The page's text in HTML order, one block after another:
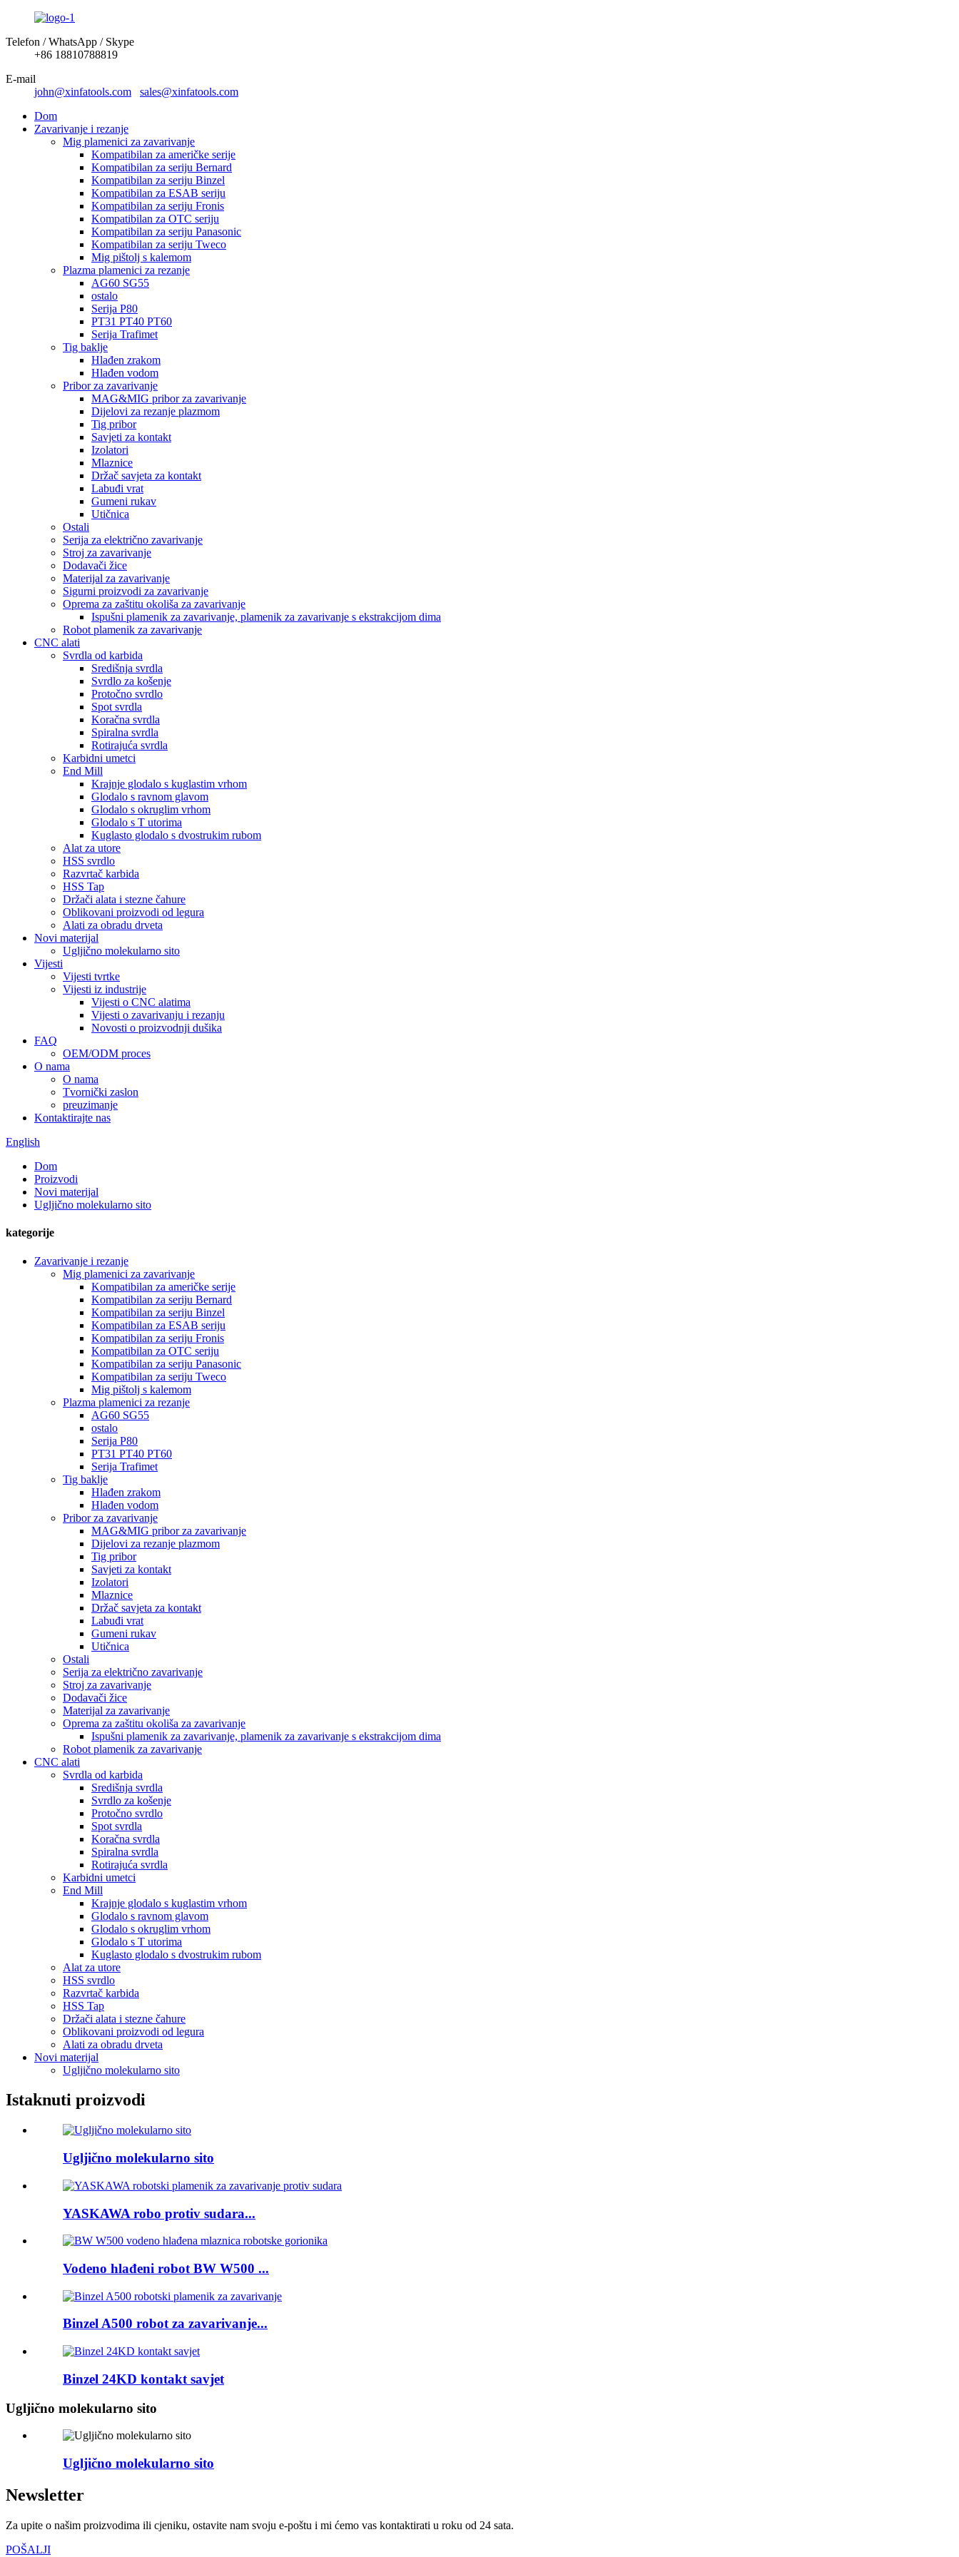
Telefon / WhatsApp / Skype
+86 18810788819
E-mail
john@xinfatools.com
sales@xinfatools.com
Dom
Zavarivanje i rezanje
Mig plamenici za zavarivanje
Kompatibilan za američke serije
Kompatibilan za seriju Bernard
Kompatibilan za seriju Binzel
Kompatibilan za ESAB seriju
Kompatibilan za seriju Fronis
Kompatibilan za OTC seriju
Kompatibilan za seriju Panasonic
Kompatibilan za seriju Tweco
Mig pištolj s kalemom
Plazma plamenici za rezanje
AG60 SG55
ostalo
Serija P80
PT31 PT40 PT60
Serija Trafimet
Tig baklje
Hlađen zrakom
Hlađen vodom
Pribor za zavarivanje
MAG&MIG pribor za zavarivanje
Dijelovi za rezanje plazmom
Tig pribor
Savjeti za kontakt
Izolatori
Mlaznice
Držač savjeta za kontakt
Labuđi vrat
Gumeni rukav
Utičnica
Ostali
Serija za električno zavarivanje
Stroj za zavarivanje
Dodavači žice
Materijal za zavarivanje
Sigurni proizvodi za zavarivanje
Oprema za zaštitu okoliša za zavarivanje
Ispušni plamenik za zavarivanje, plamenik za zavarivanje s ekstrakcijom dima
Robot plamenik za zavarivanje
CNC alati
Svrdla od karbida
Središnja svrdla
Svrdlo za košenje
Protočno svrdlo
Spot svrdla
Koračna svrdla
Spiralna svrdla
Rotirajuća svrdla
Karbidni umetci
End Mill
Krajnje glodalo s kuglastim vrhom
Glodalo s ravnom glavom
Glodalo s okruglim vrhom
Glodalo s T utorima
Kuglasto glodalo s dvostrukim rubom
Alat za utore
HSS svrdlo
Razvrtač karbida
HSS Tap
Držači alata i stezne čahure
Oblikovani proizvodi od legura
Alati za obradu drveta
Novi materijal
Ugljično molekularno sito
Vijesti
Vijesti tvrtke
Vijesti iz industrije
Vijesti o CNC alatima
Vijesti o zavarivanju i rezanju
Novosti o proizvodnji dušika
FAQ
OEM/ODM proces
O nama
O nama
Tvornički zaslon
preuzimanje
Kontaktirajte nas
English
Dom
Proizvodi
Novi materijal
Ugljično molekularno sito
kategorije
Zavarivanje i rezanje
Mig plamenici za zavarivanje
Kompatibilan za američke serije
Kompatibilan za seriju Bernard
Kompatibilan za seriju Binzel
Kompatibilan za ESAB seriju
Kompatibilan za seriju Fronis
Kompatibilan za OTC seriju
Kompatibilan za seriju Panasonic
Kompatibilan za seriju Tweco
Mig pištolj s kalemom
Plazma plamenici za rezanje
AG60 SG55
ostalo
Serija P80
PT31 PT40 PT60
Serija Trafimet
Tig baklje
Hlađen zrakom
Hlađen vodom
Pribor za zavarivanje
MAG&MIG pribor za zavarivanje
Dijelovi za rezanje plazmom
Tig pribor
Savjeti za kontakt
Izolatori
Mlaznice
Držač savjeta za kontakt
Labuđi vrat
Gumeni rukav
Utičnica
Ostali
Serija za električno zavarivanje
Stroj za zavarivanje
Dodavači žice
Materijal za zavarivanje
Oprema za zaštitu okoliša za zavarivanje
Ispušni plamenik za zavarivanje, plamenik za zavarivanje s ekstrakcijom dima
Robot plamenik za zavarivanje
CNC alati
Svrdla od karbida
Središnja svrdla
Svrdlo za košenje
Protočno svrdlo
Spot svrdla
Koračna svrdla
Spiralna svrdla
Rotirajuća svrdla
Karbidni umetci
End Mill
Krajnje glodalo s kuglastim vrhom
Glodalo s ravnom glavom
Glodalo s okruglim vrhom
Glodalo s T utorima
Kuglasto glodalo s dvostrukim rubom
Alat za utore
HSS svrdlo
Razvrtač karbida
HSS Tap
Držači alata i stezne čahure
Oblikovani proizvodi od legura
Alati za obradu drveta
Novi materijal
Ugljično molekularno sito
Istaknuti proizvodi
Ugljično molekularno sito
YASKAWA robo protiv sudara...
Vodeno hlađeni robot BW W500 ...
Binzel A500 robot za zavarivanje...
Binzel 24KD kontakt savjet
Ugljično molekularno sito
Ugljično molekularno sito
Newsletter
Za upite o našim proizvodima ili cjeniku, ostavite nam svoju e-poštu i mi ćemo vas kontaktirati u roku od 24 sata.
POŠALJI